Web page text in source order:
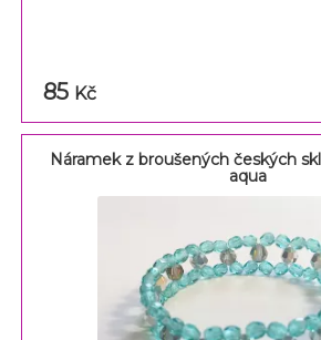
85 Kč
Náramek z broušených českých
aqua